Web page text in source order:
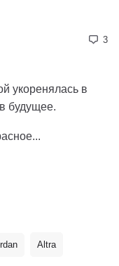
3
укоренялась в
будущее.
Altra